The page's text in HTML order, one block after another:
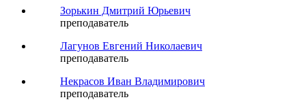
Зорькин Дмитрий Юрьевич
преподаватель
Лагунов Евгений Николаевич
преподаватель
Некрасов Иван Владимирович
преподаватель